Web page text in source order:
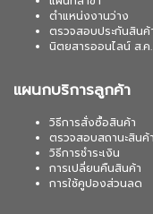
ตำแหน่งงานว่าง
ตรวจสอบประกันสินค้
นิตยสารออนไลน์ ส.ค
แผนกบริการลูกค้า
วิธีการสั่งซื้อสินค้า
ตรวจสอบสถานะสินค้า
วิธีการชำระเงิน
การเปลี่ยนคืนสินค้า
การใช้คูปองส่วนลด